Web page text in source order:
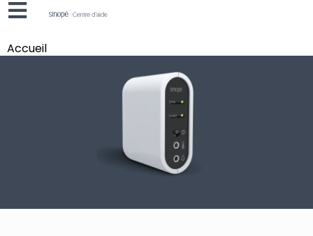
Accueil